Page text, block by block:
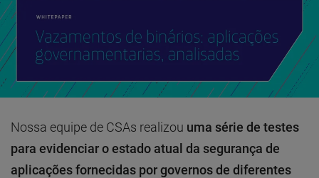
Nossa equipe de CSAs realizou uma série de testes
para evidenciar o estado atual da segurança de
aplicações fornecidas por governos de diferentes